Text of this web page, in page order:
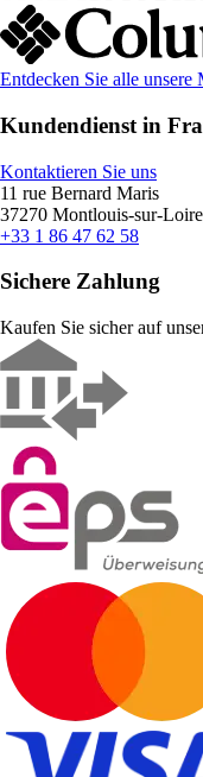
Entdecken Sie alle unsere
Kundendienst in
Kontaktieren Sie uns
11 rue Bernard Maris
37270 Montlouis-sur-
+33 1 86 47 62 58
Sichere Zahlung
Kaufen Sie sicher auf